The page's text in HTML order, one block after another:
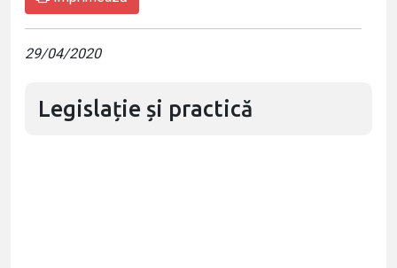
29/04/2020
Legislație și practică